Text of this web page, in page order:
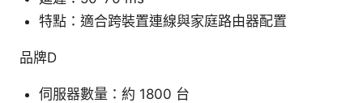
特點：適合跨裝置連線與家庭路由器配置
品牌D
伺服器數量：約 1800 台